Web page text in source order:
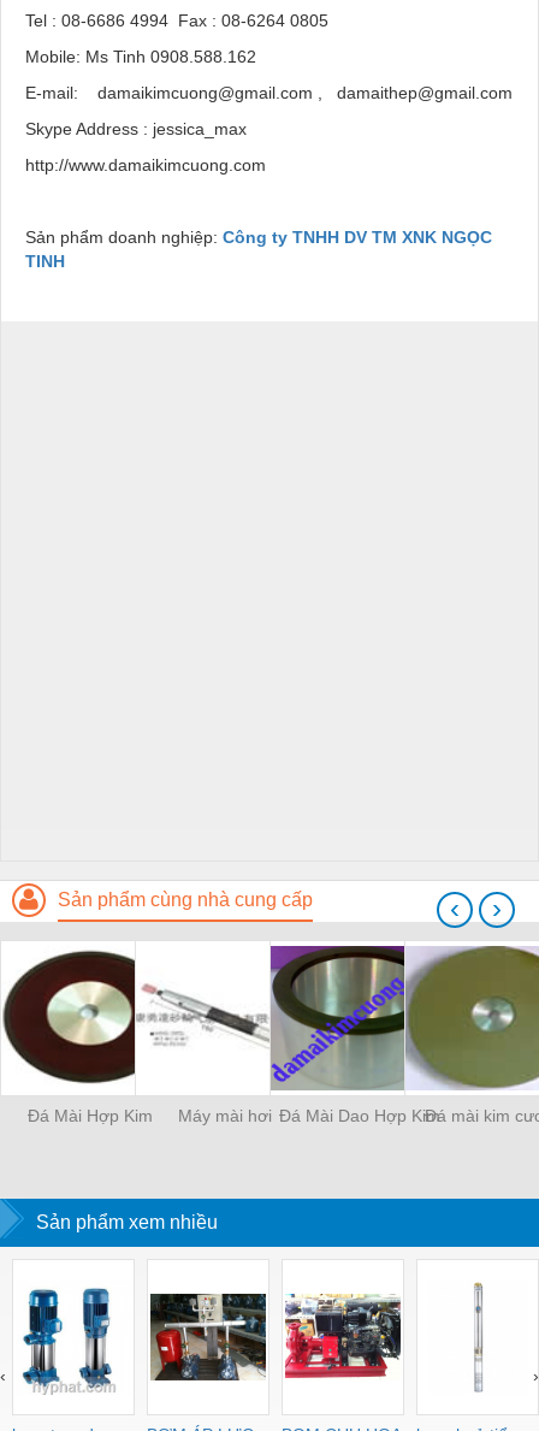
Tel : 08-6686 4994 Fax : 08-6264 0805
Mobile: Ms Tinh 0908.588.162
E-mail: damaikimcuong@gmail.com , damaithep@gmail.com
Skype Address : jessica_max
http://www.damaikimcuong.com
Sản phẩm doanh nghiệp: Công ty TNHH DV TM XNK NGỌC
TINH
Sản phẩm cùng nhà cung cấp
Đá Mài Hợp Kim Máy mài hơi Đá Mài Dao Hợp KimĐá mài kim
‹ ›
Sản phẩm xem nhiều
‹ ›